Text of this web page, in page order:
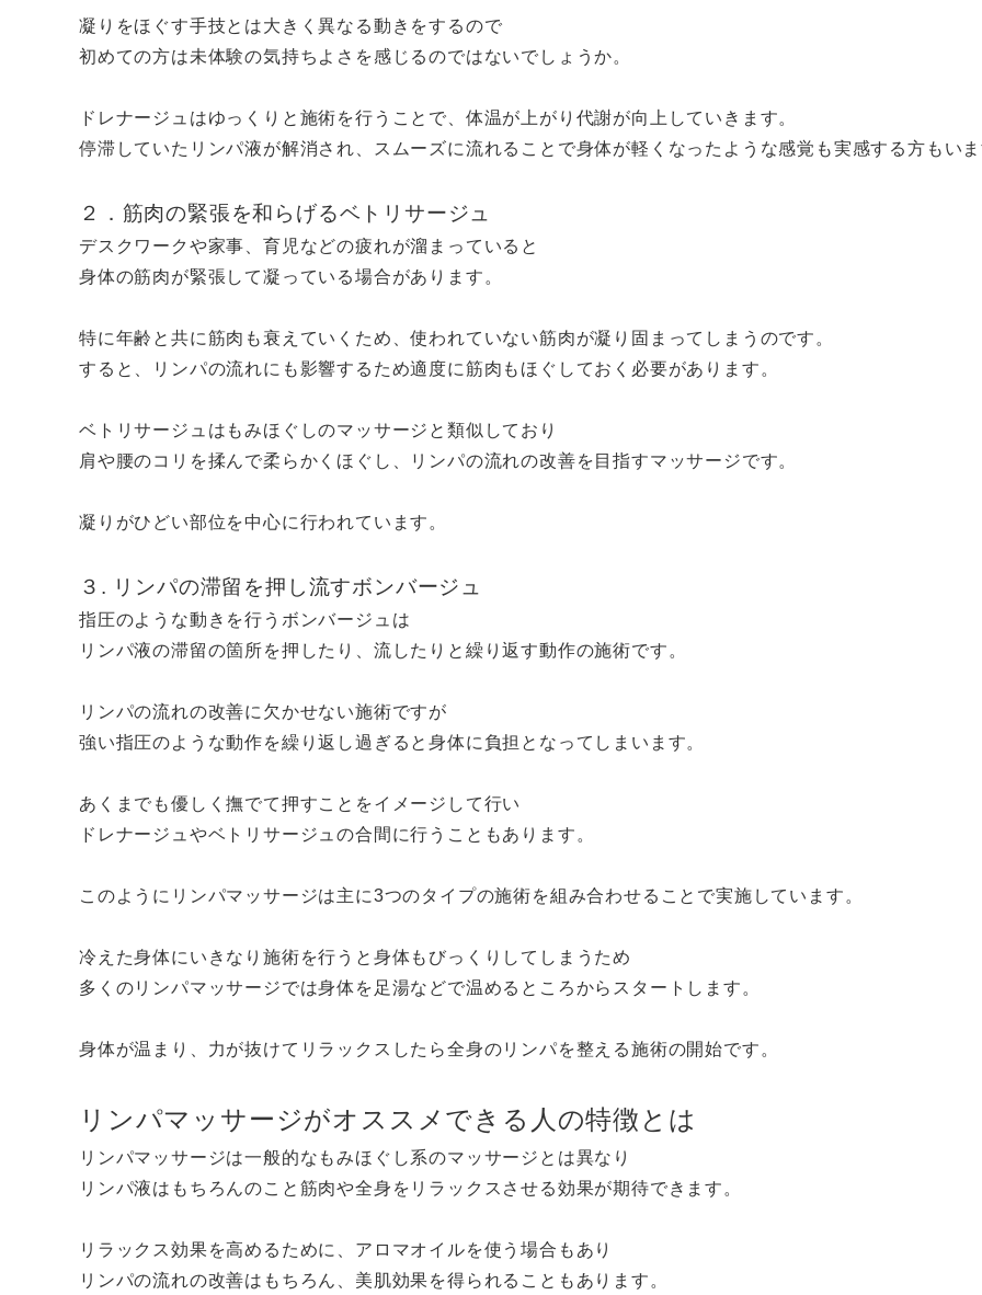
凝りをほぐす手技とは大きく異なる動きをするので
初めての方は未体験の気持ちよさを感じるのではないでしょうか。
ドレナージュはゆっくりと施術を行うことで、体温が上がり代謝が向上していきます。
停滞していたリンパ液が解消され、スムーズに流れることで身体が軽くなったような感覚も実感する方もい
２．筋肉の緊張を和らげるベトリサージュ
デスクワークや家事、育児などの疲れが溜まっていると
身体の筋肉が緊張して凝っている場合があります。
特に年齢と共に筋肉も衰えていくため、使われていない筋肉が凝り固まってしまうのです。
すると、リンパの流れにも影響するため適度に筋肉もほぐしておく必要があります。
ベトリサージュはもみほぐしのマッサージと類似しており
肩や腰のコリを揉んで柔らかくほぐし、リンパの流れの改善を目指すマッサージです。
凝りがひどい部位を中心に行われています。
３. リンパの滞留を押し流すボンバージュ
指圧のような動きを行うボンバージュは
リンパ液の滞留の箇所を押したり、流したりと繰り返す動作の施術です。
リンパの流れの改善に欠かせない施術ですが
強い指圧のような動作を繰り返し過ぎると身体に負担となってしまいます。
あくまでも優しく撫でて押すことをイメージして行い
ドレナージュやベトリサージュの合間に行うこともあります。
このようにリンパマッサージは主に3つのタイプの施術を組み合わせることで実施しています。
冷えた身体にいきなり施術を行うと身体もびっくりしてしまうため
多くのリンパマッサージでは身体を足湯などで温めるところからスタートします。
身体が温まり、力が抜けてリラックスしたら全身のリンパを整える施術の開始です。
リンパマッサージがオススメできる人の特徴とは
リンパマッサージは一般的なもみほぐし系のマッサージとは異なり
リンパ液はもちろんのこと筋肉や全身をリラックスさせる効果が期待できます。
リラックス効果を高めるために、アロマオイルを使う場合もあり
リンパの流れの改善はもちろん、美肌効果を得られることもあります。